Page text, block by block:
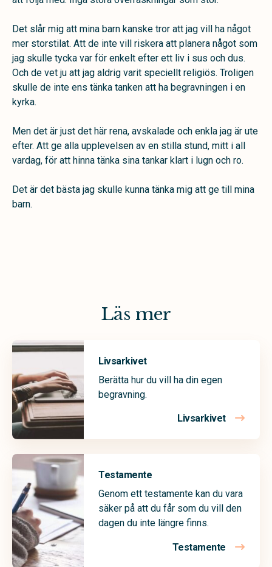
Det slår mig att mina barn kanske tror att jag vill ha något
mer storstilat. Att de inte vill riskera att planera något som
jag skulle tycka var för enkelt efter ett liv i sus och dus.
Och de vet ju att jag aldrig varit speciellt religiös. Troligen
skulle de inte ens tänka tanken att ha begravningen i en
kyrka.
Men det är just det här rena, avskalade och enkla jag är ute
efter. Att ge alla upplevelsen av en stilla stund, mitt i all
vardag, för att hinna tänka sina tankar klart i lugn och ro.
Det är det bästa jag skulle kunna tänka mig att ge till mina
barn.
Läs mer
Livsarkivet
Berätta hur du vill ha din egen
begravning.
Livsarkivet
Testamente
Genom ett testamente kan du vara
säker på att du får som du vill den
dagen du inte längre finns.
Testamente